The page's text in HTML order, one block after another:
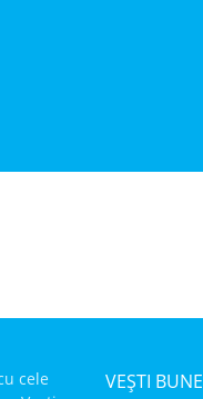
cele
VEȘTI BUNE